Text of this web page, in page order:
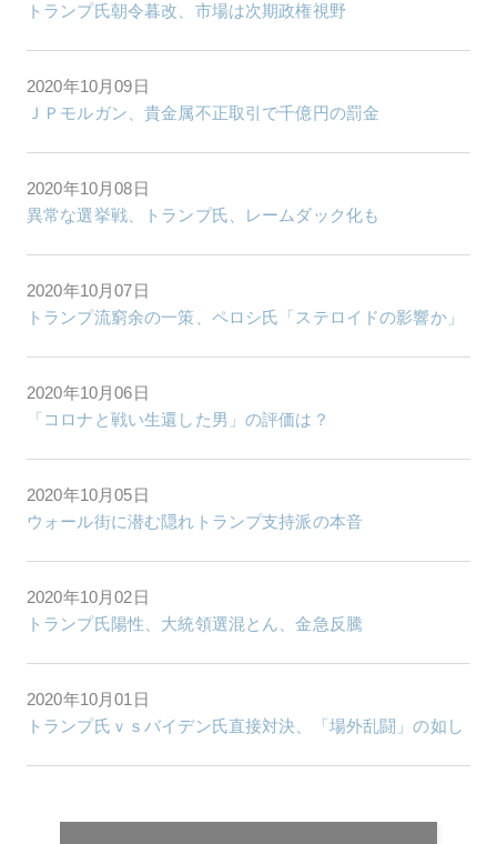
トランプ氏朝令暮改、市場は次期政権視野
2020年10月09日
ＪＰモルガン、貴金属不正取引で千億円の罰金
2020年10月08日
異常な選挙戦、トランプ氏、レームダック化も
2020年10月07日
トランプ流窮余の一策、ペロシ氏「ステロイドの影響か」
2020年10月06日
「コロナと戦い生還した男」の評価は？
2020年10月05日
ウォール街に潜む隠れトランプ支持派の本音
2020年10月02日
トランプ氏陽性、大統領選混とん、金急反騰
2020年10月01日
トランプ氏ｖｓバイデン氏直接対決、「場外乱闘」の如し